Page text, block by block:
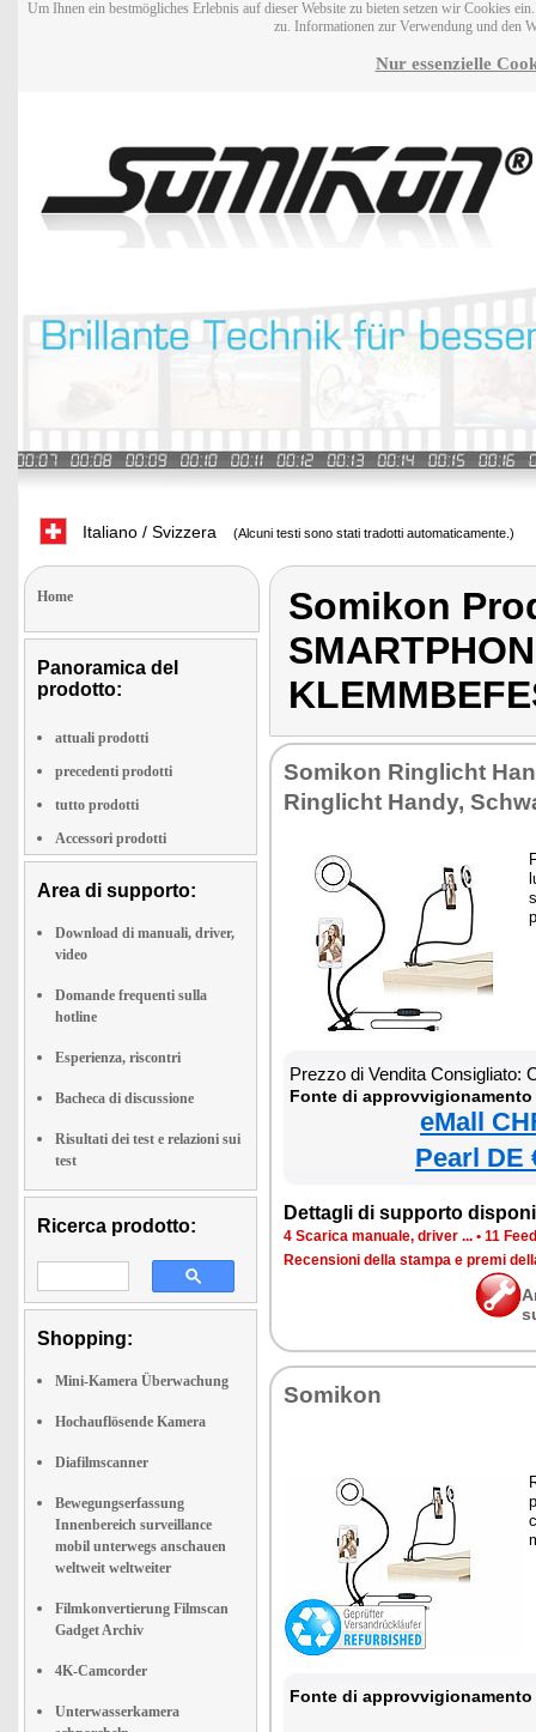
Um Ihnen ein bestmögliches Erlebnis auf dieser Website zu bieten setzen wir Cookies
zu. Informationen zur Verwendung und den
Nur essenzielle
Italiano / Svizzera (Alcuni testi sono stati tradotti automaticamente.)
Home
Panoramica del
prodotto:
attuali prodotti
precedenti prodotti
tutto prodotti
Accessori prodotti
Area di supporto:
Download di manuali, driver,
video
Domande frequenti sulla
hotline
Esperienza, riscontri
Bacheca di discussione
Risultati dei test e relazioni sui
test
Ricerca prodotto:
Shopping:
Mini-Kamera Überwachung
Hochauflösende Kamera
Diafilmscanner
Bewegungserfassung
Innenbereich surveillance
mobil unterwegs anschauen
weltweit weltweiter
Filmkonvertierung Filmscan
Gadget Archiv
4K-Camcorder
Unterwasserkamera
Somikon
Somikon Ringlicht
Ringlicht Handy,
Prezzo di Vendita Consigliato:
Fonte di
eMall
Pearl DE
Dettagli di supporto
4 Scarica manuale, driver ... • 11
Recensioni della stampa e premi
Somikon
Fonte di